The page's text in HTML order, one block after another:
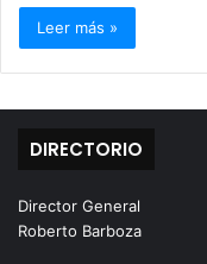
Leer más »
DIRECTORIO
Director General
Roberto Barboza